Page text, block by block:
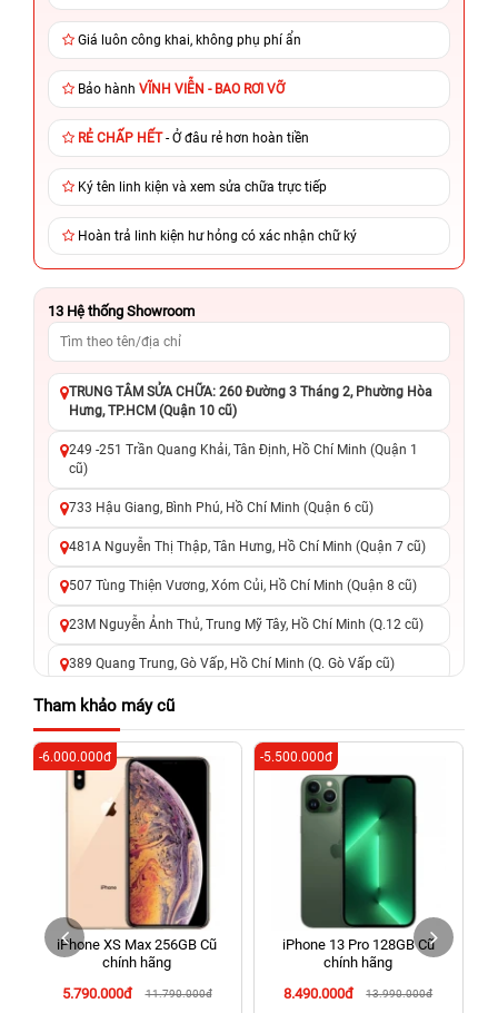
Giá luôn công khai, không phụ phí ẩn
Bảo hành VĨNH VIỄN - BAO RƠI VỠ
RẺ CHẤP HẾT- Ở đâu rẻ hơn hoàn tiền
Ký tên linh kiện và xem sửa chữa trực tiếp
Hoàn trả linh kiện hư hỏng có xác nhận chữ ký
13 Hệ thống Showroom
TRUNG TÂM SỬA CHỮA: 260 Đường 3 Tháng 2, Phường Hòa
Hưng, TP.HCM (Quận 10 cũ)
249 -251 Trần Quang Khải, Tân Định, Hồ Chí Minh (Quận 1
cũ)
733 Hậu Giang, Bình Phú, Hồ Chí Minh (Quận 6 cũ)
481A Nguyễn Thị Thập, Tân Hưng, Hồ Chí Minh (Quận 7 cũ)
507 Tùng Thiện Vương, Xóm Củi, Hồ Chí Minh (Quận 8 cũ)
23M Nguyễn Ảnh Thủ, Trung Mỹ Tây, Hồ Chí Minh (Q.12 cũ)
389 Quang Trung, Gò Vấp, Hồ Chí Minh (Q. Gò Vấp cũ)
625 - 625A Âu Cơ, Tân Phú, Hồ Chí Minh (Quận Tân Phú cũ)
326 Lê Văn Việt, Tăng Nhơn Phú, Hồ Chí Minh (Q.9 TP. Thủ
Đức cũ)
256 Võ Văn Ngân, Thủ Đức, Hồ Chí Minh (Bình Thọ, TP. Thủ
Đức Cũ)
70 Nguyễn An Ninh, Dĩ An, Hồ Chí Minh (Bình Dương Cũ)
24h Vũng Tàu: 162A Ba Cu, Vũng Tàu, Hồ Chí Minh (TP. Vũng
Tàu cũ)
198 Hoàng Văn Thụ, Tân Sơn Nhất, Hồ Chí Minh (Tân Bình
Tham khảo máy cũ
iPhone XS Max 256GB Cũ
chính hãng
5.790.000đ
11.790.000đ
-6.000.000đ
iPhone 13 Pro 128GB Cũ
chính hãng
8.490.000đ
13.990.000đ
-5.500.000đ